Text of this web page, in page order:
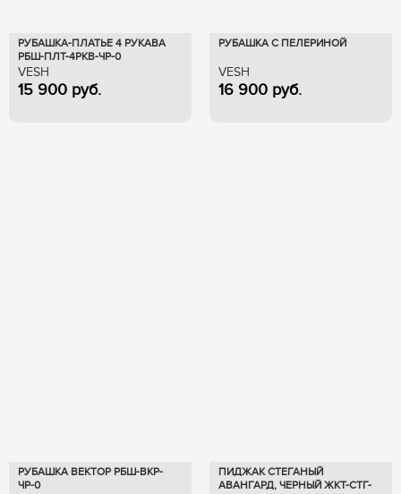
РУБАШКА-ПЛАТЬЕ 4 РУКАВА
РБШ-ПЛТ-4РКВ-ЧР-0
VESH
15 900 руб.
РУБАШКА С ПЕЛЕРИНОЙ
VESH
16 900 руб.
РУБАШКА ВЕКТОР РБШ-ВКР-
ЧР-0
ПИДЖАК СТЕГАНЫЙ
АВАНГАРД, ЧЕРНЫЙ ЖКТ-СТГ-